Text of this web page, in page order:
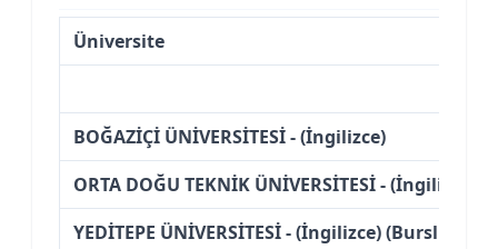
Üniversite
BOĞAZİÇİ ÜNİVERSİTESİ - (İngilizce)
ORTA DOĞU TEKNİK ÜNİVERSİTESİ - (İngilizce)
YEDİTEPE ÜNİVERSİTESİ - (İngilizce) (Burslu)